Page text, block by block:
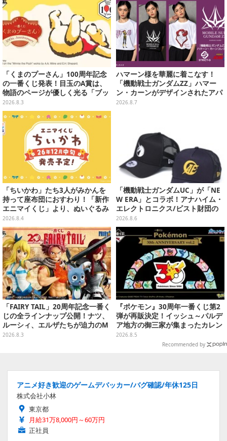
「くまのプーさん」100周年記念
の一番くじ発表！目玉のA賞は、
物語のページが優しく光る「ブッ
クシェイプドライト」
2026.8.3
ハマーン様を華麗に着こなす！
「機動戦士ガンダムZZ」ハマー
ン・カーンがデザインされたアパ
レルが販売
2026.8.7
「ちいかわ」たち3人がみかんを
持って座布団におすわり！「新作
エニマイくじ」より、ぬいぐるみ
画像が初公開
2026.8.4
「機動戦士ガンダムUC」が「NE
W ERA」とコラボ！アナハイム・
エレクトロニクス/ビスト財団の
キャップが予約開始
2026.8.6
「FAIRY TAIL」20周年記念一番く
じの全ラインナップ公開！ナツ、
ルーシィ、エルザたちが迫力のM
ASTERLISEで初登場
2026.8.3
『ポケモン』30周年一番くじ第2
弾が再販決定！イッシュ～パルデ
ア地方の御三家が集まったカレン
ダー、ぬいぐるみなど記念グッズ
2026.8.5
Recommended by
アニメ好き歓迎のゲームデバッカー/バグ確認/年休125日
株式会社小林
東京都
月給31万8,000円～60万円
正社員